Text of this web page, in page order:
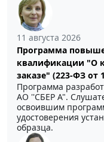
11 августа 2026
Программа
квалификации "О
заказе" (223-ФЗ от
Программа
АО ''СБЕР А".
освоившим
удостоверения
образца.